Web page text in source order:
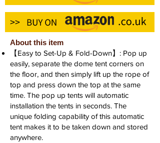
About this item
【Easy to Set-Up & Fold-Down】: Pop up
easily, separate the dome tent corners on
the floor, and then simply lift up the rope of
top and press down the top at the same
time. The pop up tents will automatic
installation the tents in seconds. The
unique folding capability of this automatic
tent makes it to be taken down and stored
anywhere.